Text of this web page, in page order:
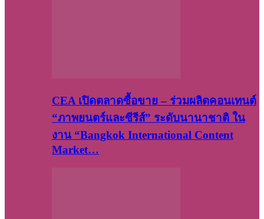
CEA เปิดตลาดซื้อขาย – ร่วมผลิตคอนเทนต์
“ภาพยนตร์และซีรีส์” ระดับนานาชาติ ใน
งาน “Bangkok International Content
Market…